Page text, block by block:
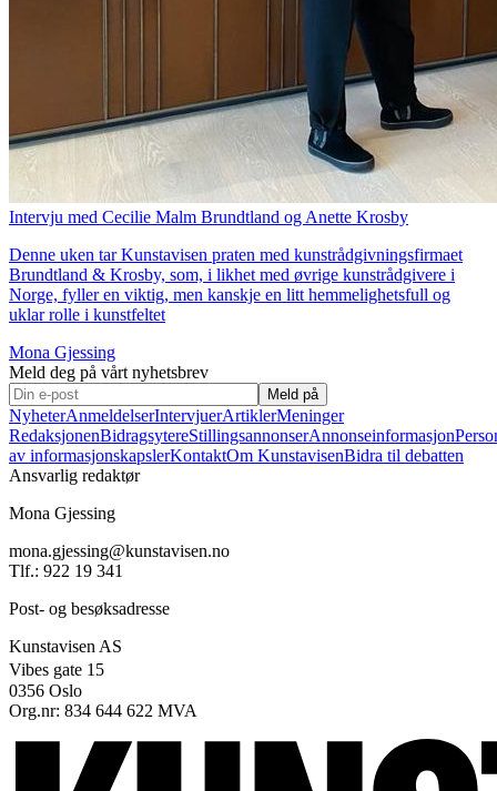
Intervju med Cecilie Malm Brundtland og Anette Krosby
Denne uken tar Kunstavisen praten med kunstrådgivningsfirmaet
Brundtland & Krosby, som, i likhet med øvrige kunstrådgivere i
Norge, fyller en viktig, men kanskje en litt hemmelighetsfull og
uklar rolle i kunstfeltet
Mona Gjessing
Meld deg på vårt nyhetsbrev
Meld på
NyheterAnmeldelserIntervjuerArtiklerMeninger
RedaksjonenBidragsytereStillingsannonserAnnonseinformasjon
av informasjonskapslerKontaktOm KunstavisenBidra til debatten
Ansvarlig redaktør
Mona Gjessing
mona.gjessing@kunstavisen.no
Tlf.: 922 19 341
Post- og besøksadresse
Kunstavisen AS
Vibes gate 15
0356 Oslo
Org.nr: 834 644 622 MVA